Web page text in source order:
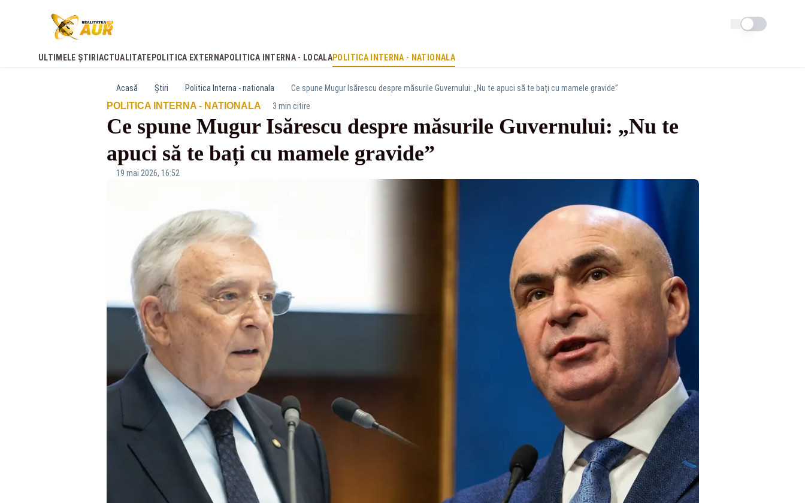
Schimba tema
ULTIMELE ȘTIRI ACTUALITATE POLITICA EXTERNAPOLITICA INTERNA - LOCALAPOLITICA INTERNA - NATIONALA
Acasă Știri Politica Interna - nationala Ce spune Mugur Isărescu despre măsurile Guvernului: „Nu te apuci să te bați cu mamele gravide”
POLITICA INTERNA - NATIONALA· 3 min citire
Ce spune Mugur Isărescu despre măsurile Guvernului: „Nu te
apuci să te bați cu mamele gravide”
19 mai 2026, 16:52